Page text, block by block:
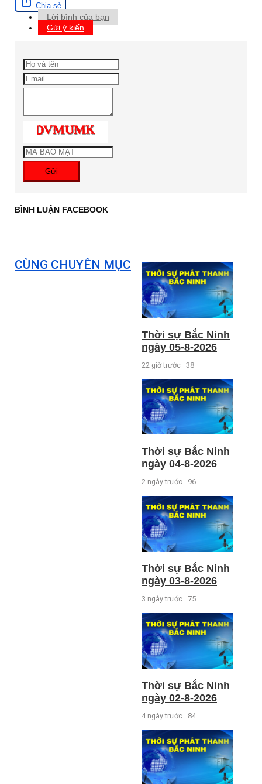
Chia sẻ
Lời bình của bạn
Gửi ý kiến
Gửi
BÌNH LUẬN FACEBOOK
CÙNG CHUYÊN MỤC
Thời sự Bắc Ninh
ngày 05-8-2026
22 giờ trước 38
Thời sự Bắc Ninh
ngày 04-8-2026
2 ngày trước 96
Thời sự Bắc Ninh
ngày 03-8-2026
3 ngày trước 75
Thời sự Bắc Ninh
ngày 02-8-2026
4 ngày trước 84